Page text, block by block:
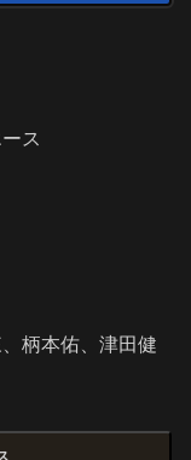
ス
柄本佑、津田健